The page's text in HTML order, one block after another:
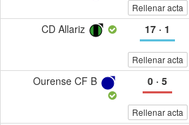
Rellenar acta
CD Allariz 17· 1
Rellenar acta
Ourense CF B 0· 5
Rellenar acta